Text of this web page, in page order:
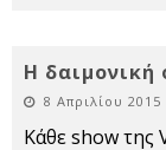
Η
8 Απριλίου 2015
Κάθε show της